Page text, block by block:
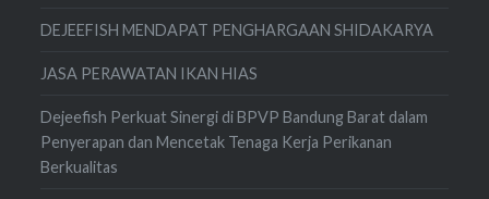
DEJEEFISH MENDAPAT PENGHARGAAN SHIDAKARYA
JASA PERAWATAN IKAN HIAS
Dejeefish Perkuat Sinergi di BPVP Bandung Barat dalam
Penyerapan dan Mencetak Tenaga Kerja Perikanan
Berkualitas